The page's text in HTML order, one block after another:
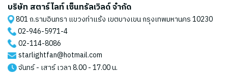
บริษัท สตาร์ไลท์ เซ็นทรัลเวิลด์ จำกัด
801 ถ.รามอินทรา แขวงท่าแร้ง เขตบางเขน กรุงเทพมหานคร 10230
02-946-5971-4
02-114-8086
starlightfan@hotmail.com
จันทร์ - เสาร์ เวลา 8.00 - 17.00 น.